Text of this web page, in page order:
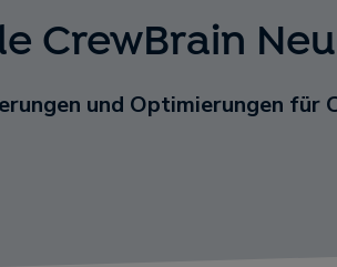
CrewBrain
und Optimierungen für